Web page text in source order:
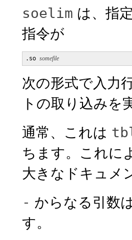
soelim は、指
指令が
.so somefile
次の形式で入力
トの取り込みを
通常、これは
ちます。これに
大きなドキュメ
- からなる引数
す。